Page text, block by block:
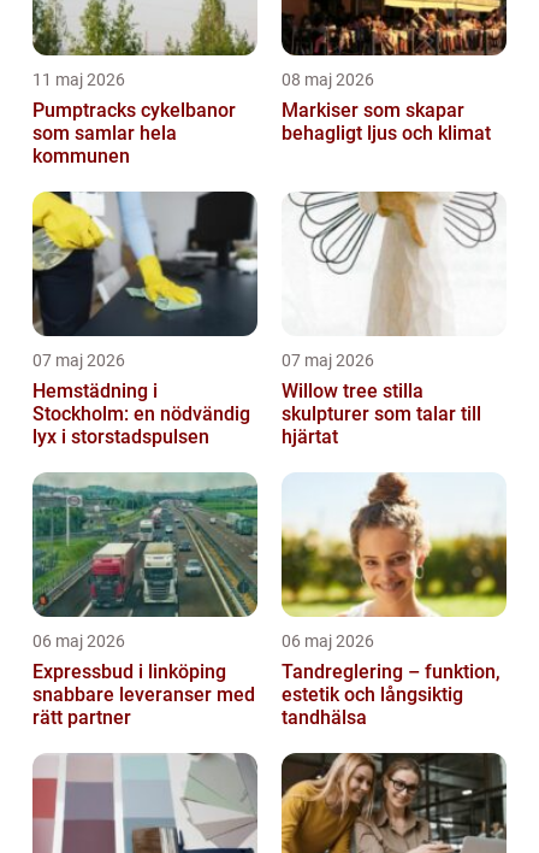
11 maj 2026
Pumptracks cykelbanor
som samlar hela
kommunen
08 maj 2026
Markiser som skapar
behagligt ljus och klimat
07 maj 2026
Hemstädning i
Stockholm: en nödvändig
lyx i storstadspulsen
07 maj 2026
Willow tree stilla
skulpturer som talar till
hjärtat
06 maj 2026
Expressbud i linköping
snabbare leveranser med
rätt partner
06 maj 2026
Tandreglering – funktion,
estetik och långsiktig
tandhälsa